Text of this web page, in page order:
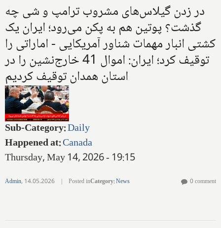
در زدن گیلاس‌های مشروب ترامپ و شی چه
گذشت؟ پوتین هم به پکن می‌رود؛ ایران یک
کشتی انبار مهمات شناور آمریکایی - اماراتی را
توقیف کرد؛ ایران: اموال 41 خارج‌نشین را در
استان همدان توقیف کردیم
Sub-Category:Daily
Happened at:Canada
Thursday, May 14, 2026 - 19:15
Admin, 14.05.2026 | Posted inCategory:News 0 comment